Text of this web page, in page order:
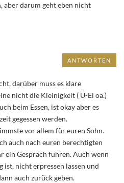
aber darum geht eben nicht
darüber muss es klare
nicht die Kleinigkeit ( Ü-Ei oä.)
beim Essen, ist okay aber es
gegessen werden.
vor allem für euren Sohn.
auch nach euren berechtigten
ein Gespräch führen. Auch wenn
ist, nicht erpressen lassen und
auch zurück geben.
ANTWORTEN